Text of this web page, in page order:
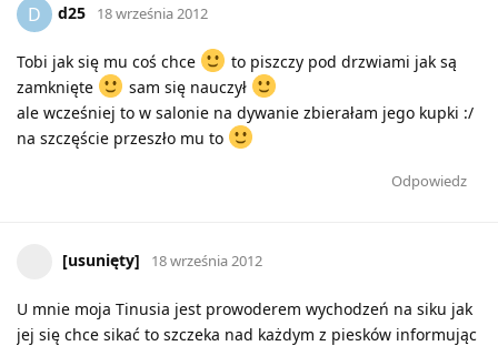
D d25 18 września 2012
Tobi jak się mu coś chce
to piszczy pod drzwiami jak są
zamknięte
sam się nauczył
ale wcześniej to w salonie na dywanie zbierałam jego kupki :/
na szczęście przeszło mu to
Odpowiedz
[usunięty] 18 września 2012
U mnie moja Tinusia jest prowoderem wychodzeń na siku jak
jej się chce sikać to szczeka nad każdym z piesków informując